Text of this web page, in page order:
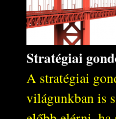
Stratégiai
A stratégiai
világunkban is